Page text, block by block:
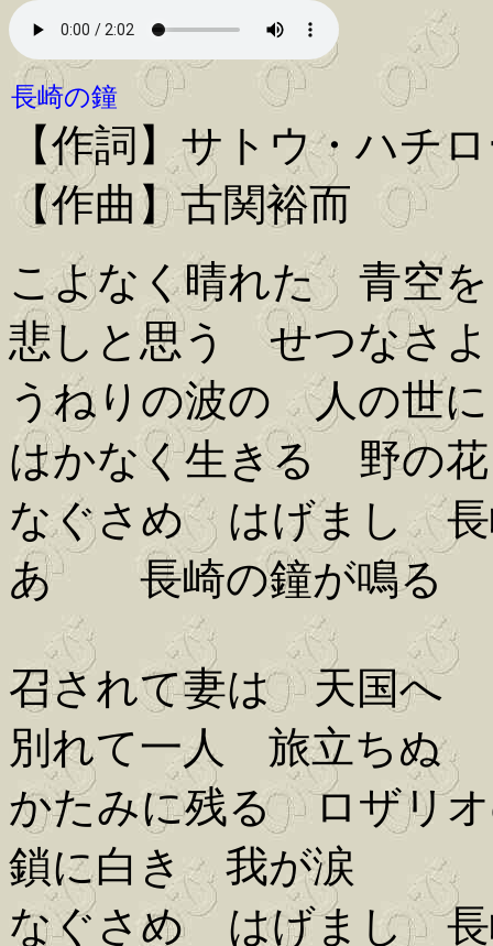
長崎の鐘
【作詞】サトウ・ハチ
【作曲】古関裕而
こよなく晴れた 青空を
悲しと思う せつなさよ
うねりの波の 人の世に
はかなく生きる 野の
なぐさめ はげまし 長
あゝ 長崎の鐘が鳴る
召されて妻は 天国へ
別れて一人 旅立ちぬ
かたみに残る ロザリ
鎖に白き 我が涙
なぐさめ はげまし 長